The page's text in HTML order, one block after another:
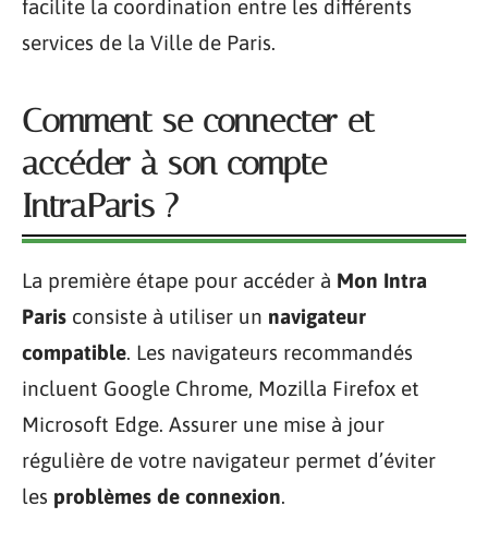
facilite la coordination entre les différents
services de la Ville de Paris.
Comment se connecter et
accéder à son compte
IntraParis ?
La première étape pour accéder à Mon Intra
Paris consiste à utiliser un navigateur
compatible. Les navigateurs recommandés
incluent Google Chrome, Mozilla Firefox et
Microsoft Edge. Assurer une mise à jour
régulière de votre navigateur permet d’éviter
les problèmes de connexion.